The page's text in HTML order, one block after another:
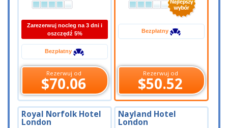
Zarezerwuj nocleg na 3 dni i
oszczędź 5%
Bezpłatny
Rezerwuj od
$70.06
Bezpłatny
Rezerwuj od
$50.52
Royal Norfolk Hotel
London
Nayland Hotel
London